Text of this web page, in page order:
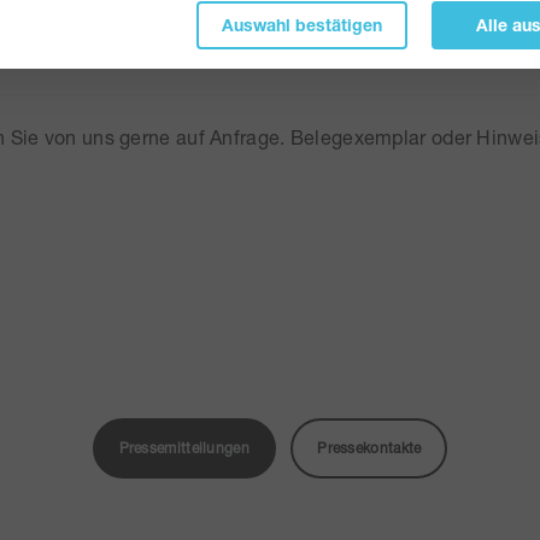
als PDF herunterladen
Sie von uns gerne auf Anfrage. Belegexemplar oder
Pressemitteilungen Pressekontakte
Auswahl bestätigen Alle